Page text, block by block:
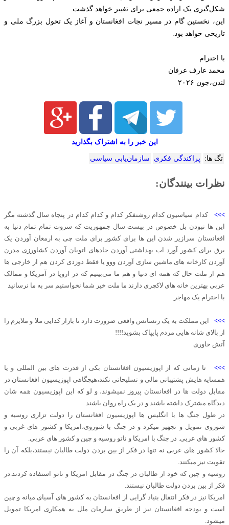
شکل‌گیری یک اراده جمعی برای تغییر خواهد گذشت.
این، نخستین گام در مسیر نجات افغانستان و آغاز یک تحول بزرگ ملی و
تاریخی خواهد بود.
با احترام
محمد عارف عرفان
لندن،جون ۲۰۲۶
این خبر را به اشتراک بگذارید
تگ ها: پراکندگی فکری سازمان‌یابی سیاسی
نظرات بینندگان:
>>>کدام سیاسیون کدام روشنفکر کدام و کدام کدام در پنجاه سال گذشته مگر
این ها نبودن بل خصوص در بیست سال جمهوریت که سروت تمام تمام دنیا به
افغانستان سرازیر شدن این ها برای کشور برای ملت چی به ارمغان آوردن یک
برق برای کشور آورد اب بهداشتی آوردن جادهای اتوبان آوردن کشاورزی مدرن
آوردن کارخانه های ماشین سازی آوردن ووو یا فقط دوزدی کردن هم از خارجی ها
هم از ملت حال که همه ای دنیا و هم ما می‌بینیم که در اروپا در آمریکا و ممالک
عربی بهترین خانه های لاکچری دارند ما ملت خیر شما نخواستیم سر به ما نرسانید
با احترام یک مهاجر
>>> این مملکت به یک رنسانس واقعی ضرورت دارد تا بازار کذایی ملا و ملایزم را
از بالای شانه هایی مردم پایپاک بشوید!!!!
آتش خاوری
>>> تا زمانی که از اپوزیسیون افغانستان بکی از قدرت های بین المللی و یا
همسایه هایش پشتیبانی مالی و تسلیحاتی نکند،هیچگاهی اپوزیسیون افغانستان در
مقابل دولت ها در افغانستان پیروز نمیشوند، و لو که این اپوزیسیون همه شان
دیدگاه مشترک داشته باشند و در یک راه روان باشند.
در طول جنگ ها با انگلیس ها اپوزیسیون افغانستان را دولت تزاری روسیه و
شوروی تمویل و تجهیز میکرد و در جنگ با شوروی،امریکا و کشور های غربی و
کشور های عربی. در جنگ با امریکا و ناتو روسیه و چین و کشور های عربی.
حالا کشور های عربی نه تنها در فکر از بین بردن دولت طالبان نیستند،بلکه آن را
تقویت نیز میکنند.
روسیه و چین که خود از طالبان در جنگ در مقابل امریکا و ناتو استفاده کردند.در
فکر از بین بردن دولت طالبان نبستند.
امریکا نیز در فکر انتقال بنیاد گرایی از افغانستان به کشور های آسیای میانه و چین
است و بودجه افغانستان نیز از طریق سازمان ملل به همکاری امریکا تمویل
میشود.